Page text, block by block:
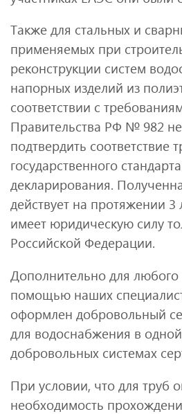
Также для стальных и
применяемых при
реконструкции систем
напорных изделий из
соответствии с
Правительства РФ № 982
подтвердить соответствие
государственного
декларирования.
действует на протяжении 3
имеет юридическую силу
Российской Федерации.
Дополнительно для любого
помощью наших
оформлен добровольный
для водоснабжения в
добровольных системах
При условии, что для труб
необходимость